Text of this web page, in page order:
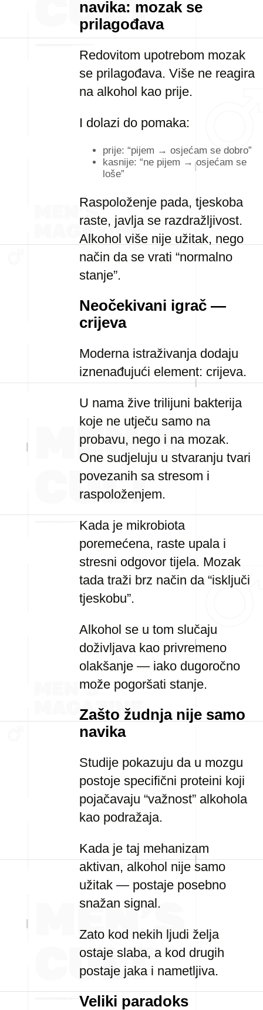
navika: mozak se
prilagođava
Redovitom upotrebom mozak
se prilagođava. Više ne reagira
na alkohol kao prije.
I dolazi do pomaka:
prije: “pijem → osjećam se dobro”
kasnije: “ne pijem → osjećam se
loše”
Raspoloženje pada, tjeskoba
raste, javlja se razdražljivost.
Alkohol više nije užitak, nego
način da se vrati “normalno
stanje”.
Neočekivani igrač —
crijeva
Moderna istraživanja dodaju
iznenađujući element: crijeva.
U nama žive trilijuni bakterija
koje ne utječu samo na
probavu, nego i na mozak.
One sudjeluju u stvaranju tvari
povezanih sa stresom i
raspoloženjem.
Kada je mikrobiota
poremećena, raste upala i
stresni odgovor tijela. Mozak
tada traži brz način da “isključi
tjeskobu”.
Alkohol se u tom slučaju
doživljava kao privremeno
olakšanje — iako dugoročno
može pogoršati stanje.
Zašto žudnja nije samo
navika
Studije pokazuju da u mozgu
postoje specifični proteini koji
pojačavaju “važnost” alkohola
kao podražaja.
Kada je taj mehanizam
aktivan, alkohol nije samo
užitak — postaje posebno
snažan signal.
Zato kod nekih ljudi želja
ostaje slaba, a kod drugih
postaje jaka i nametljiva.
Veliki paradoks